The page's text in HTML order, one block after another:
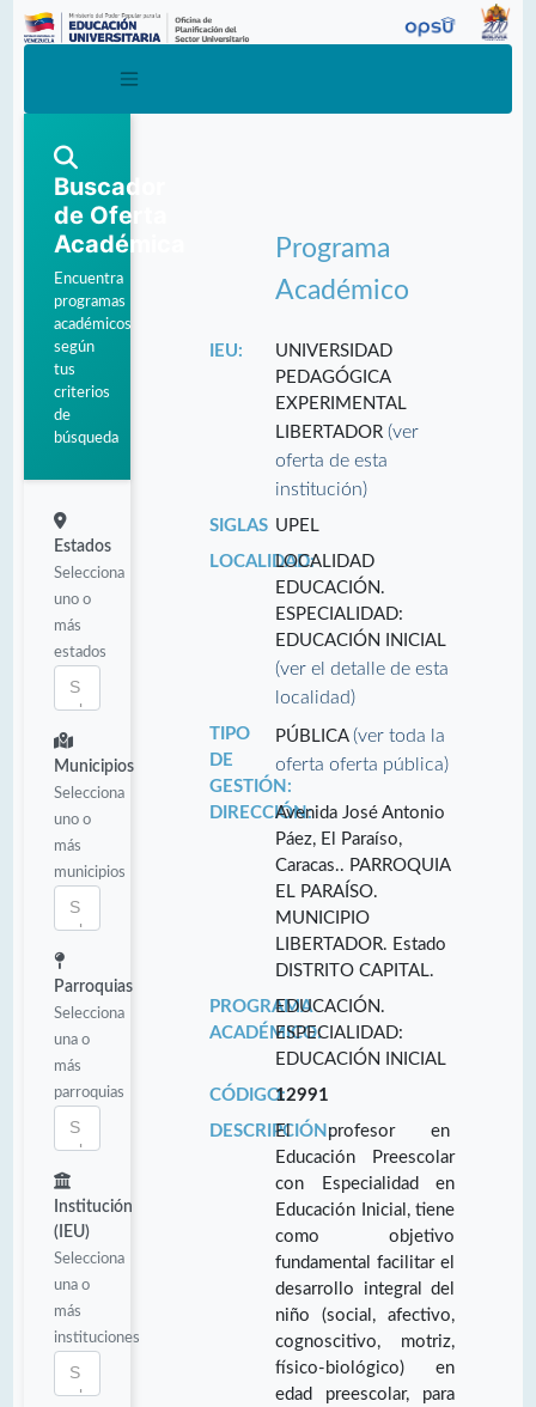
Buscador
de Oferta
Académica
Encuentra
programas
académicos
según
tus
criterios
de
búsqueda
Estados
Selecciona
uno o
más
estados
Municipios
Selecciona
uno o
más
municipios
Parroquias
Selecciona
una o
más
parroquias
Institución
(IEU)
Selecciona
una o
más
instituciones
Programa
Académico
IEU:
UNIVERSIDAD
PEDAGÓGICA
EXPERIMENTAL
LIBERTADOR(ver
oferta de esta
institución)
SIGLAS UPEL
LOCALIDAD:LOCALIDAD
EDUCACIÓN.
ESPECIALIDAD:
EDUCACIÓN INICIAL
(ver el detalle de esta
localidad)
TIPO
DE
GESTIÓN:
PÚBLICA(ver toda la
oferta oferta pública)
DIRECCIÓN:Avenida José Antonio
Páez, El Paraíso,
Caracas.. PARROQUIA
EL PARAÍSO.
MUNICIPIO
LIBERTADOR. Estado
DISTRITO CAPITAL.
PROGRAMA
ACADÉMICO:
EDUCACIÓN.
ESPECIALIDAD:
EDUCACIÓN INICIAL
CÓDIGO:12991
DESCRIPCIÓN:El profesor en
Educación Preescolar
con Especialidad en
Educación Inicial, tiene
como objetivo
fundamental facilitar el
desarrollo integral del
niño (social, afectivo,
cognoscitivo, motriz,
físico-biológico) en
edad preescolar, para